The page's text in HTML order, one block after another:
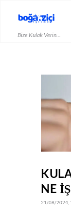
Bize Kulak Verin...
NE
21/08/2024,